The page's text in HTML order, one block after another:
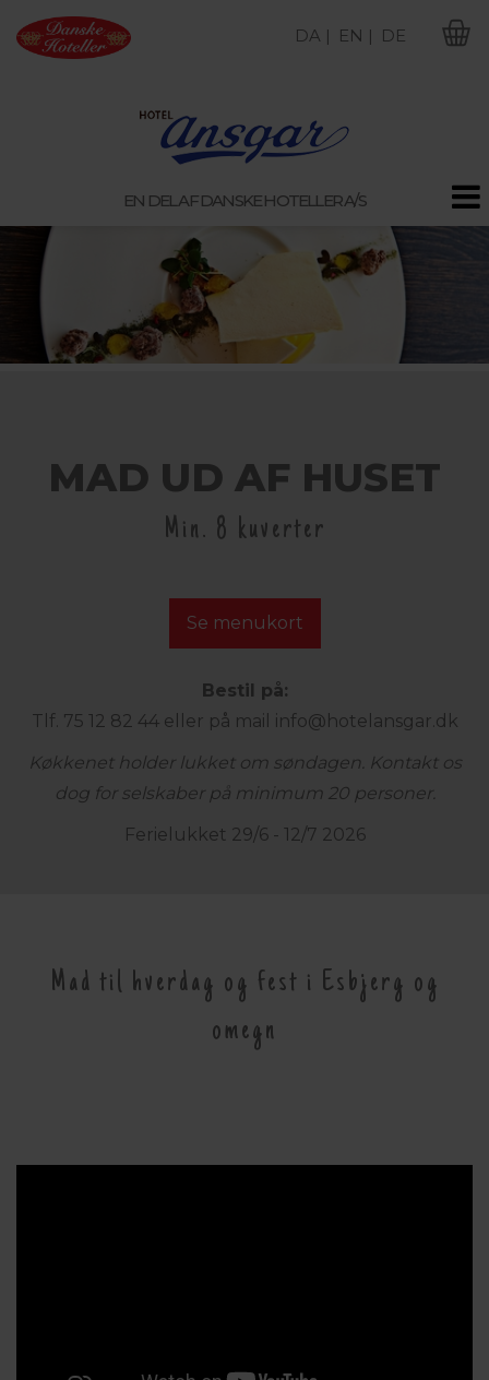
EN DEL AF DANSKE HOTELLER A/S
DA | EN | DE
MAD UD AF HUSET
Min. 8 kuverter
Se menukort
Bestil på:
Tlf. 75 12 82 44eller på mail info@hotelansgar.dk
Køkkenet holder lukket om søndagen. Kontakt os
dog for selskaber på minimum 20 personer.
Ferielukket 29/6 - 12/7 2026
Mad til hverdag og fest i Esbjerg og
omegn